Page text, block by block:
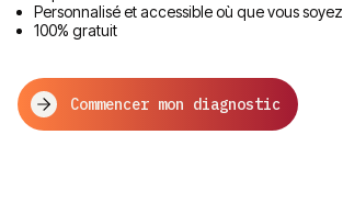
Personnalisé et accessible où que vous soyez
100% gratuit
Commencer mon diagnostic